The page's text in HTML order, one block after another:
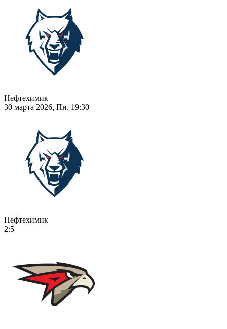
Нефтехимик
30 марта 2026, Пн, 19:30
Нефтехимик
2:5